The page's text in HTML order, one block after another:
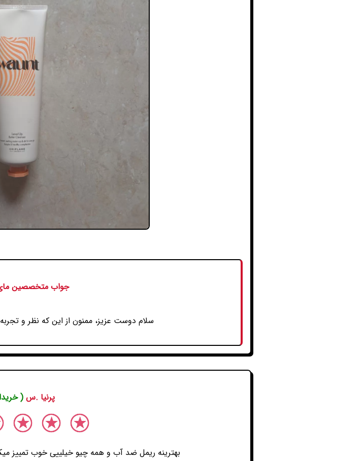
جواب متخصصین
سلام دوست عزیز، ممنون از این که نظر و
پرنیا .س (
بهترینه ریمل ضد آب و همه چیو خیلییی خوب